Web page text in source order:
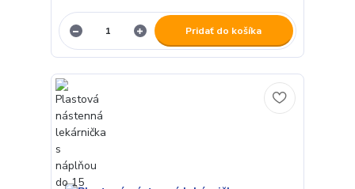
Pridať do košíka